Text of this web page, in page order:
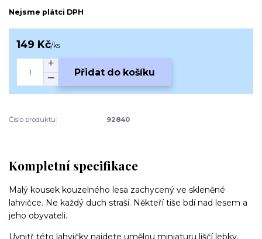
Nejsme plátci DPH
149 Kč/ks
Přidat do košíku
Číslo produktu: 92840
Kompletní specifikace
Malý kousek kouzelného lesa zachycený ve skleněné
lahvičce. Ne každý duch straší. Někteří tiše bdí nad lesem a
jeho obyvateli.
Uvnitř této lahvičky najdete umělou miniaturu liščí lebky,